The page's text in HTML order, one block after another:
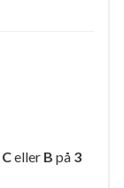
Celler B på 3